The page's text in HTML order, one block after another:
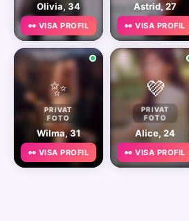
Olivia, 34
👀 VISA PROFIL
Astrid, 27
👀 VISA PROFIL
✨
PRIVAT
FOTO
Wilma, 31
👀 VISA PROFIL
💜
PRIVAT
FOTO
Alice, 24
👀 VISA PROFIL